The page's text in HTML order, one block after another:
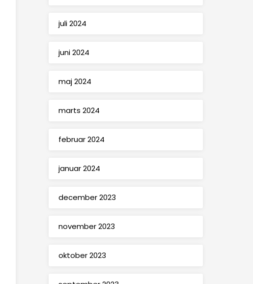
juli 2024
juni 2024
maj 2024
marts 2024
februar 2024
januar 2024
december 2023
november 2023
oktober 2023